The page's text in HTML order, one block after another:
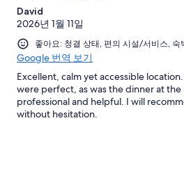
David
2026년 1월 11일
좋아요: 청결 상태, 편의 시설/서비스, 숙
Google 번역 보기
Excellent, calm yet accessible
were perfect, as was the dinner at
professional and helpful. I will
without hesitation.